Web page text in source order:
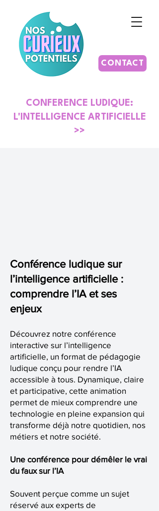
CONTACT
CONFERENCE LUDIQUE:
L'INTELLIGENCE ARTIFICIELLE
>>
Conférence ludique sur
l’intelligence artificielle :
comprendre l’IA et ses
enjeux
Découvrez notre conférence
interactive sur l’intelligence
artificielle, un format de pédagogie
ludique conçu pour rendre l’IA
accessible à tous. Dynamique, claire
et participative, cette animation
permet de mieux comprendre une
technologie en pleine expansion qui
transforme déjà notre quotidien, nos
métiers et notre société.
Une conférence pour démêler le vrai
du faux sur l’IA
Souvent perçue comme un sujet
réservé aux experts de